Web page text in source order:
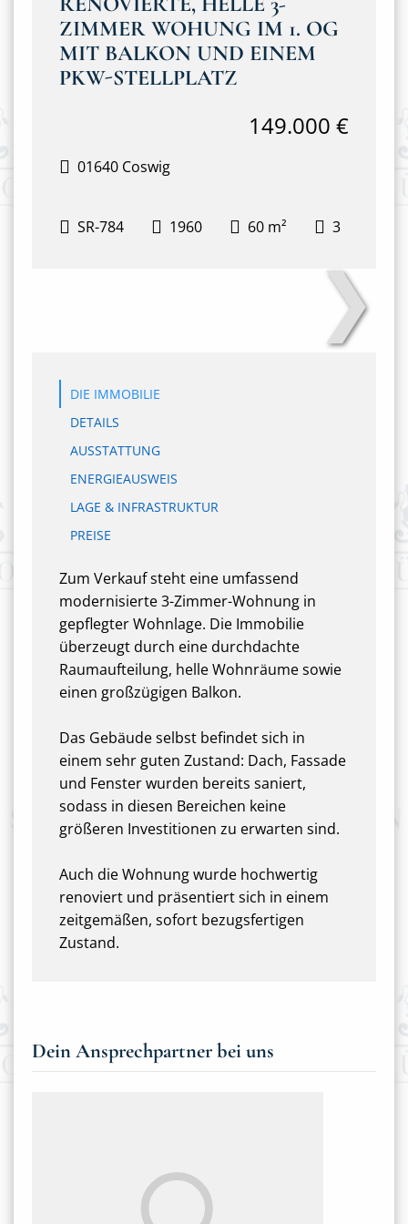
ZIMMER WOHUNG IM 1. OG
MIT BALKON UND EINEM
PKW-STELLPLATZ
01640 Coswig
149.000 €
SR-784 1960 60 m² 3
❯
DIE IMMOBILIE
DETAILS
AUSSTATTUNG
ENERGIEAUSWEIS
LAGE & INFRASTRUKTUR
PREISE
Zum Verkauf steht eine umfassend
modernisierte 3-Zimmer-Wohnung in
gepflegter Wohnlage. Die Immobilie
überzeugt durch eine durchdachte
Raumaufteilung, helle Wohnräume sowie
einen großzügigen Balkon.
Das Gebäude selbst befindet sich in
einem sehr guten Zustand: Dach, Fassade
und Fenster wurden bereits saniert,
sodass in diesen Bereichen keine
größeren Investitionen zu erwarten sind.
Auch die Wohnung wurde hochwertig
renoviert und präsentiert sich in einem
zeitgemäßen, sofort bezugsfertigen
Zustand.
Dein Ansprechpartner bei uns